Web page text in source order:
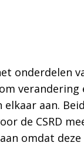
onderdelen
aan.
de CSRD
omdat